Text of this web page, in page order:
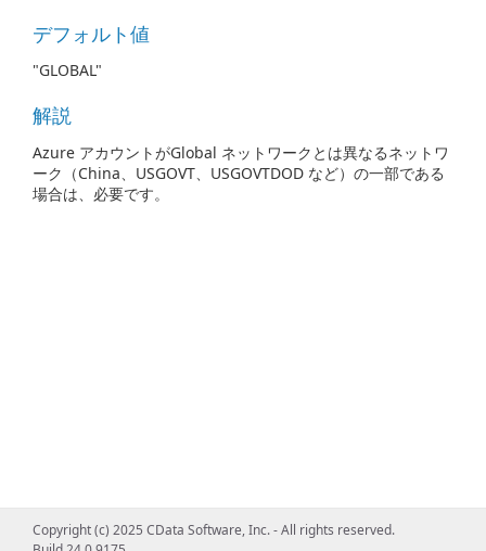
デフォルト値
"GLOBAL"
解説
Azure アカウントがGlobal ネットワークとは異なるネットワ
ーク（China、USGOVT、USGOVTDOD など）の一部である
場合は、必要です。
Copyright (c) 2025 CData Software, Inc. - All rights reserved.